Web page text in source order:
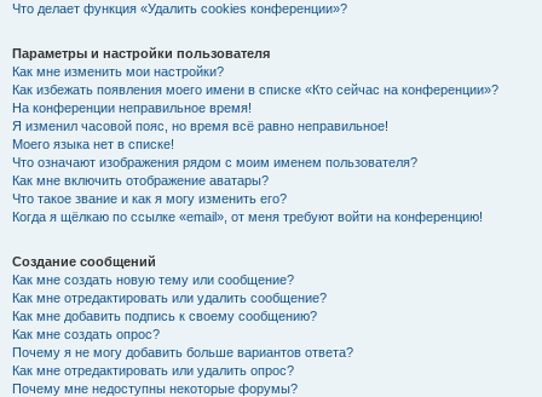
Что делает функция «Удалить cookies конференции»?
Параметры и настройки пользователя
Как мне изменить мои настройки?
Как избежать появления моего имени в списке «Кто сейчас на конференции»?
На конференции неправильное время!
Я изменил часовой пояс, но время всё равно неправильное!
Моего языка нет в списке!
Что означают изображения рядом с моим именем пользователя?
Как мне включить отображение аватары?
Что такое звание и как я могу изменить его?
Когда я щёлкаю по ссылке «email», от меня требуют войти на конференцию!
Создание сообщений
Как мне создать новую тему или сообщение?
Как мне отредактировать или удалить сообщение?
Как мне добавить подпись к своему сообщению?
Как мне создать опрос?
Почему я не могу добавить больше вариантов ответа?
Как мне отредактировать или удалить опрос?
Почему мне недоступны некоторые форумы?